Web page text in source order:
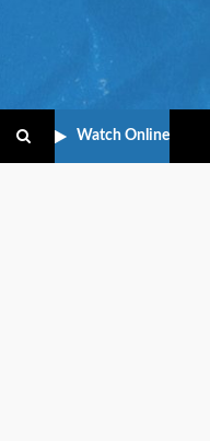
Watch Online